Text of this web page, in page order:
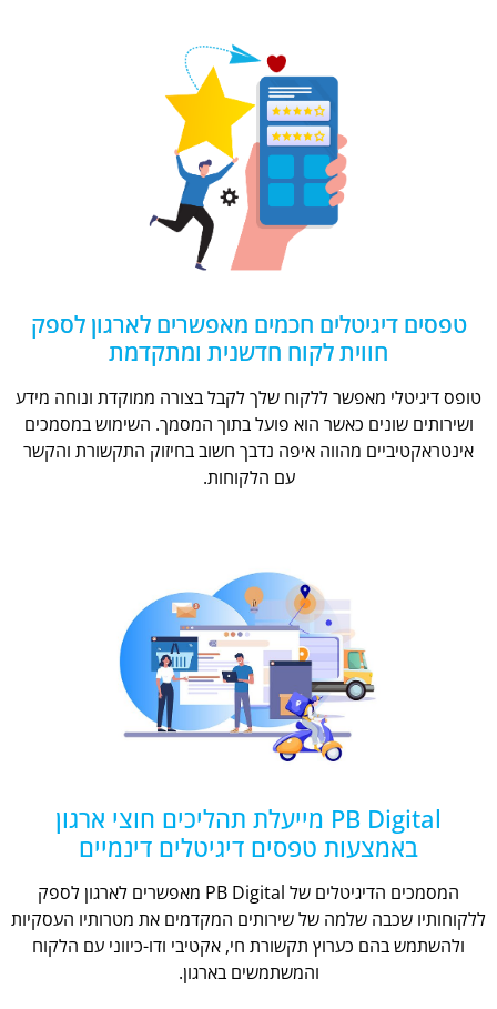
טפסים דיגיטלים חכמים מאפשרים לארגון לספק
חווית לקוח חדשנית ומתקדמת
טופס דיגיטלי מאפשר ללקוח שלך לקבל בצורה ממוקדת ונוחה מידע
ושירותים שונים כאשר הוא פועל בתוך המסמך. השימוש במסמכים
אינטראקטיביים מהווה איפה נדבך חשוב בחיזוק התקשורת והקשר
עם הלקוחות.
PB Digital מייעלת תהליכים חוצי ארגון
באמצעות טפסים דיגיטלים דינמיים
המסמכים הדיגיטלים של PB Digital מאפשרים לארגון לספק
ללקוחותיו שכבה שלמה של שירותים המקדמים את מטרותיו העסקיות
ולהשתמש בהם כערוץ תקשורת חי, אקטיבי ודו-כיווני עם הלקוח
והמשתמשים בארגון.